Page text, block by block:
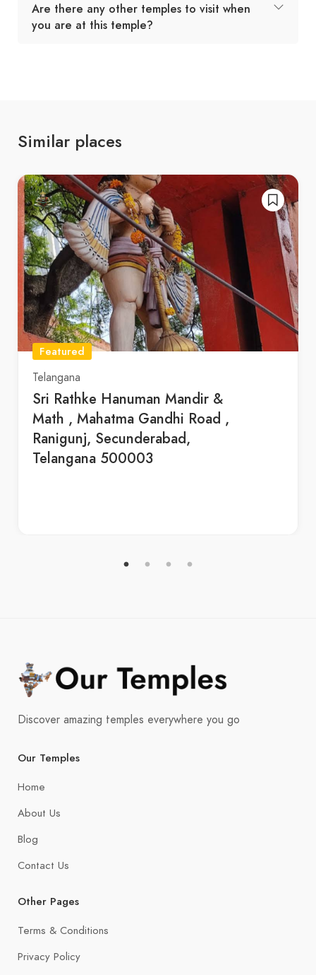
Are there any other temples to visit when
you are at this temple?
Similar places
Featured
Telangana
Sri Rathke Hanuman Mandir &
Math , Mahatma Gandhi Road ,
Ranigunj, Secunderabad,
Telangana 500003
Discover amazing temples everywhere you go
Our Temples
Home
About Us
Blog
Contact Us
Other Pages
Terms & Conditions
Privacy Policy